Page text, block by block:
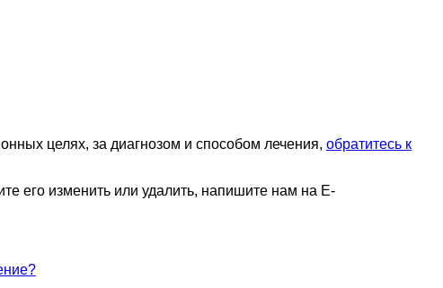
целях, за диагнозом и способом лечения, обратитесь к
его изменить или удалить, напишите нам на E-